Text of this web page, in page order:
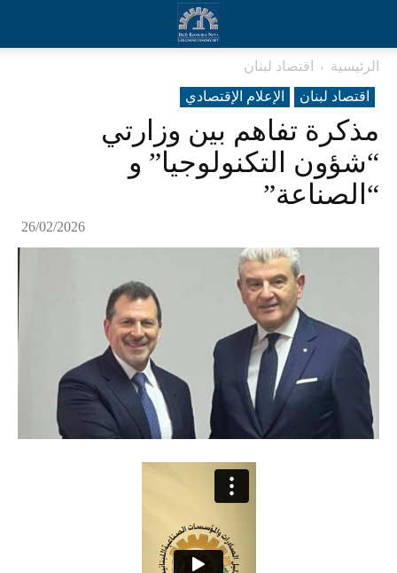
الرئيسية
اقتصاد لبنان
اقتصاد لبنان
الإعلام الإقتصادي
مذكرة تفاهم بين وزارتي
“شؤون التكنولوجيا” و
“الصناعة”
26/02/2026